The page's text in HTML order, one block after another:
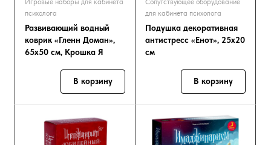
Игровые наборы для кабинета
психолога
Развивающий водный
коврик «Гленн Доман»,
65х50 см, Крошка Я
В корзину
Сопутствующее оборудование
для кабинета психолога
Подушка декоративная
антистресс «Енот», 25х20
см
В корзину